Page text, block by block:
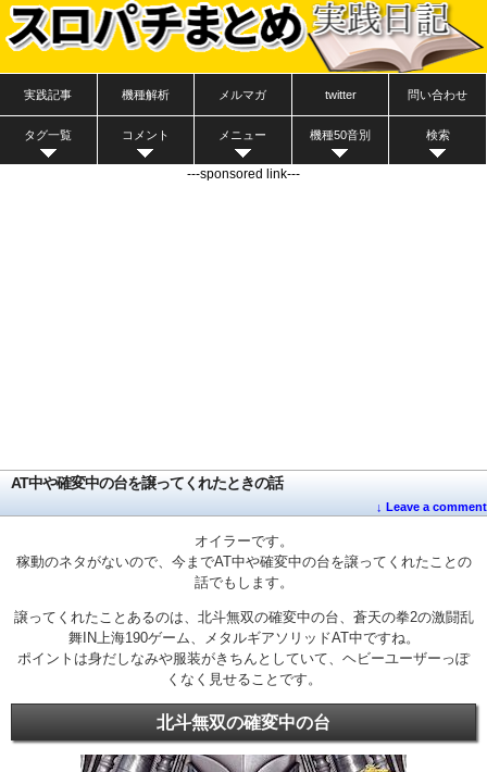
実践記事 機種解析 メルマガ twitter 問い合わせ
タグ一覧 コメント メニュー 機種50音別 検索
---sponsored link---
AT中や確変中の台を譲ってくれたときの話
↓ Leave a comment
オイラーです。
稼動のネタがないので、今までAT中や確変中の台を譲ってくれたことの
話でもします。
譲ってくれたことあるのは、北斗無双の確変中の台、蒼天の拳2の激闘乱
舞IN上海190ゲーム、メタルギアソリッドAT中ですね。
ポイントは身だしなみや服装がきちんとしていて、ヘビーユーザーっぽ
くなく見せることです。
北斗無双の確変中の台